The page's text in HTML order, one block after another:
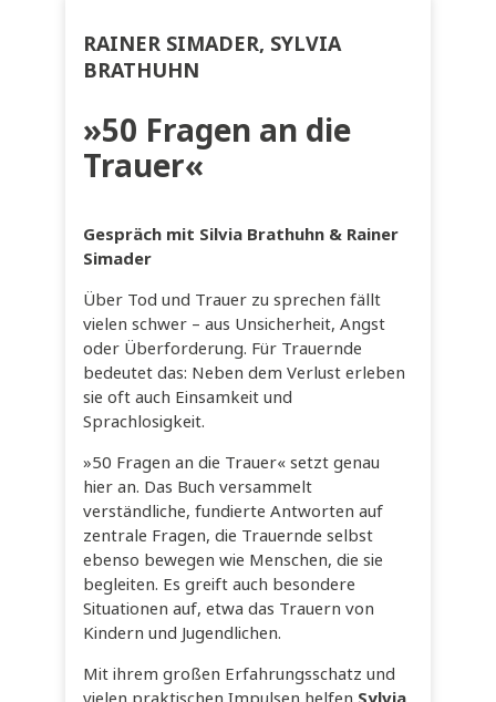
RAINER SIMADER, SYLVIA
BRATHUHN
»50 Fragen an die
Trauer«
Gespräch mit Silvia Brathuhn & Rainer
Simader
Über Tod und Trauer zu sprechen fällt
vielen schwer – aus Unsicherheit, Angst
oder Überforderung. Für Trauernde
bedeutet das: Neben dem Verlust erleben
sie oft auch Einsamkeit und
Sprachlosigkeit.
»50 Fragen an die Trauer« setzt genau
hier an. Das Buch versammelt
verständliche, fundierte Antworten auf
zentrale Fragen, die Trauernde selbst
ebenso bewegen wie Menschen, die sie
begleiten. Es greift auch besondere
Situationen auf, etwa das Trauern von
Kindern und Jugendlichen.
Mit ihrem großen Erfahrungsschatz und